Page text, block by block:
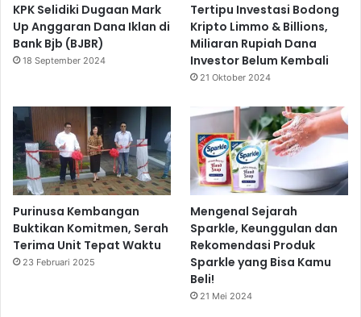
KPK Selidiki Dugaan Mark
Up Anggaran Dana Iklan di
Bank Bjb (BJBR)
18 September 2024
Tertipu Investasi Bodong
Kripto Limmo & Billions,
Miliaran Rupiah Dana
Investor Belum Kembali
21 Oktober 2024
Purinusa Kembangan
Buktikan Komitmen, Serah
Terima Unit Tepat Waktu
23 Februari 2025
Mengenal Sejarah
Sparkle, Keunggulan dan
Rekomendasi Produk
Sparkle yang Bisa Kamu
Beli!
21 Mei 2024